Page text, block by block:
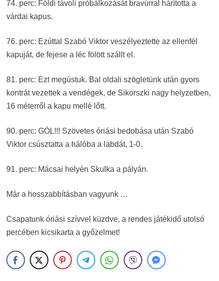
74. perc: Földi távoli próbálkozását bravúrral hárította a
várdai kapus.
76. perc: Ezúttal Szabó Viktor veszélyeztette az ellenfél
kapuját, de fejese a léc fölött szállt el.
81. perc: Ezt megústuk. Bal oldali szögletünk után gyors
kontrát vezettek a vendégek, de Sikorszki nagy helyzetben,
16 méterről a kapu mellé lőtt.
90. perc: GÓL!!! Szövetes óriási bedobása után Szabó
Viktor csúsztatta a hálóba a labdát, 1-0.
91. perc: Mácsai helyén Skulka a pályán.
Már a hosszabbításban vagyunk …
Csapatunk óriási szívvel küzdve, a rendes játékidő utolsó
percében kicsikarta a győzelmet!